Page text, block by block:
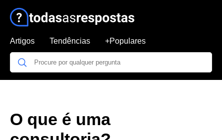
Artigos Tendências +Populares
O que é uma